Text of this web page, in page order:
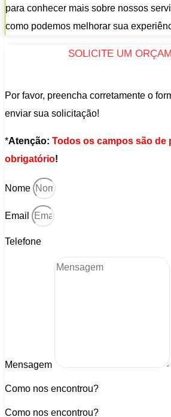
para conhecer mais sobre nossos
como podemos melhorar sua
SOLICITE UM
Por favor, preencha corretamente o
enviar sua solicitação!
*Atenção: Todos os campos são de
obrigatório!
Nome
Email
Telefone
Mensagem
Como nos encontrou?
Como nos encontrou?